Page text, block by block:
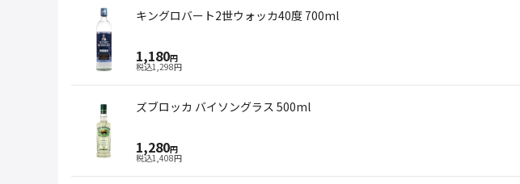
キングロバート2世ウォッカ40度 700ml
1,180円
税込1,298円
ズブロッカ バイソングラス 500ml
1,280円
税込1,408円